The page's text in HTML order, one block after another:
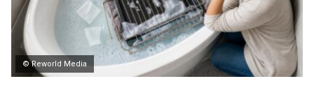
© Reworld Media